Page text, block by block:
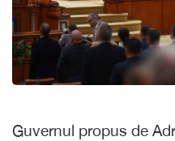
Guvernul propus de